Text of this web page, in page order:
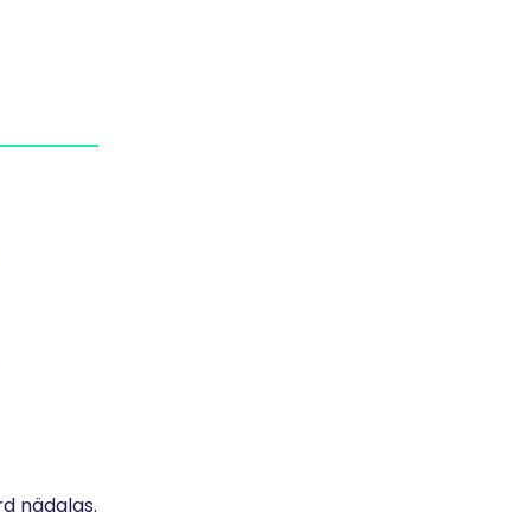
nädalas.